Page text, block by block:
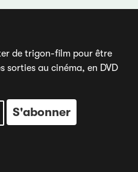
de trigon-film pour être
sorties au cinéma, en DVD